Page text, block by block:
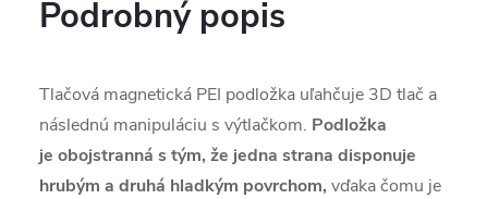
Podrobný popis
Tlačová magnetická PEI podložka uľahčuje 3D tlač a
následnú manipuláciu s výtlačkom. Podložka
je obojstranná s tým, že jedna strana disponuje
hrubým a druhá hladkým povrchom, vďaka čomu je